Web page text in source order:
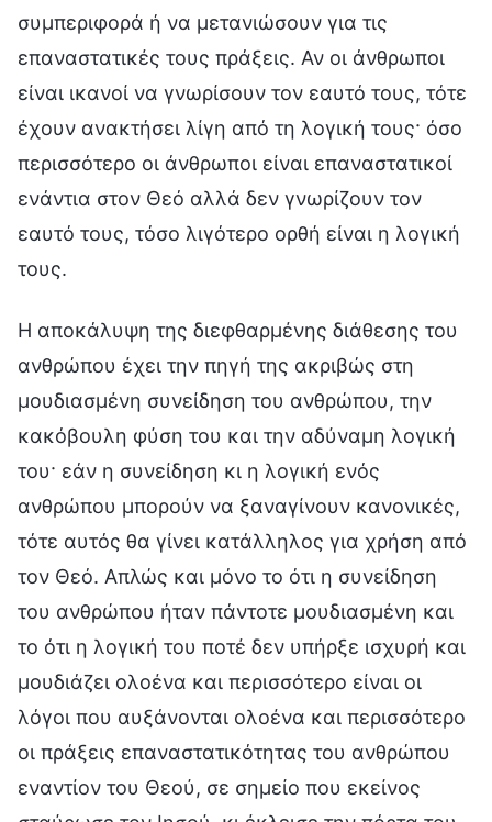
συμπεριφορά ή να μετανιώσουν για τις
επαναστατικές τους πράξεις. Αν οι άνθρωποι
είναι ικανοί να γνωρίσουν τον εαυτό τους, τότε
έχουν ανακτήσει λίγη από τη λογική τους· όσο
περισσότερο οι άνθρωποι είναι επαναστατικοί
ενάντια στον Θεό αλλά δεν γνωρίζουν τον
εαυτό τους, τόσο λιγότερο ορθή είναι η λογική
τους.
Η αποκάλυψη της διεφθαρμένης διάθεσης του
ανθρώπου έχει την πηγή της ακριβώς στη
μουδιασμένη συνείδηση του ανθρώπου, την
κακόβουλη φύση του και την αδύναμη λογική
του· εάν η συνείδηση κι η λογική ενός
ανθρώπου μπορούν να ξαναγίνουν κανονικές,
τότε αυτός θα γίνει κατάλληλος για χρήση από
τον Θεό. Απλώς και μόνο το ότι η συνείδηση
του ανθρώπου ήταν πάντοτε μουδιασμένη και
το ότι η λογική του ποτέ δεν υπήρξε ισχυρή και
μουδιάζει ολοένα και περισσότερο είναι οι
λόγοι που αυξάνονται ολοένα και περισσότερο
οι πράξεις επαναστατικότητας του ανθρώπου
εναντίον του Θεού, σε σημείο που εκείνος